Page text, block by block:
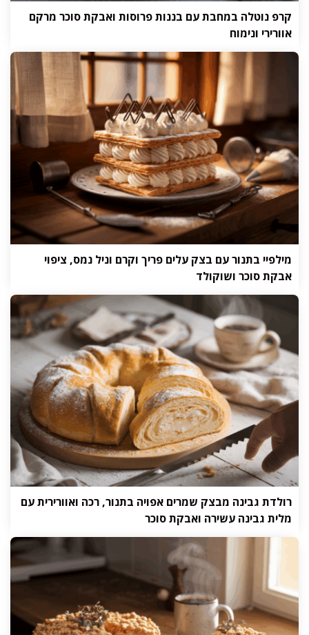
קרפ נוטלה במחבת עם בננות פרוסות ואבקת סוכר מרקם
אוורירי ונימוח
מילפיי בתנור עם בצק עלים פריך וקרם וניל נמס, ציפוי
אבקת סוכר ושוקולד
רולדת גבינה מבצק שמרים אפויה בתנור, רכה ואוורירית עם
מלית גבינה עשירה ואבקת סוכר